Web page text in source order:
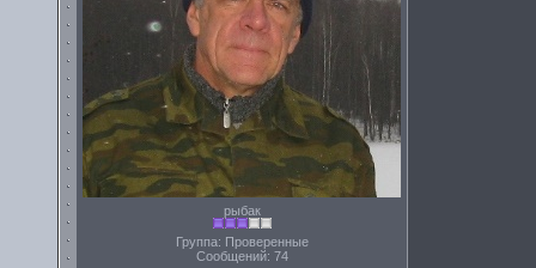
рыбак
Группа: Проверенные
Сообщений: 74